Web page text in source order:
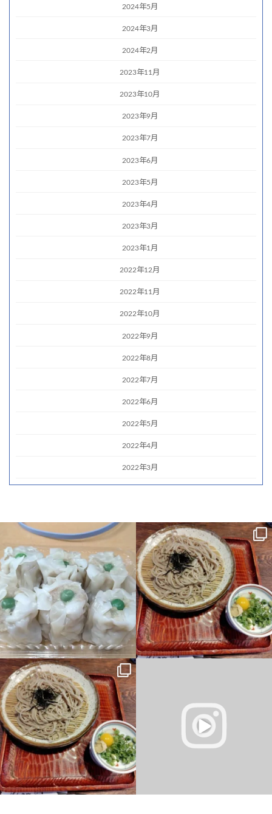
2024年5月
2024年3月
2024年2月
2023年11月
2023年10月
2023年9月
2023年7月
2023年6月
2023年5月
2023年4月
2023年3月
2023年1月
2022年12月
2022年11月
2022年10月
2022年9月
2022年8月
2022年7月
2022年6月
2022年5月
2022年4月
2022年3月
シューマイなう パソコン教室本日終了
しました
明日は１２時から #パソコン
教室 #鶴見区 ...
15 0
昨日の夜、胃が痛いし、吐き気はする
し・・・色々考えるとこうなってしま
う・・・。結構メンタル弱い星人で...
9 0
昨日の夜、胃が痛いし、吐き気はする
し・・・色々考えるとこうなってしま
う・・・。結構メンタル弱い星人で...
2 0 5